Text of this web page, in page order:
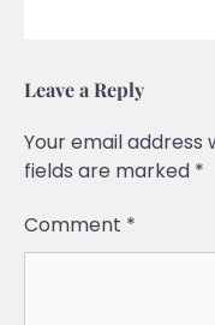
Leave a Reply
Your email address
fields are marked *
Comment *